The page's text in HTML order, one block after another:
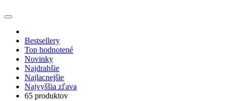
Bestsellery
Top hodnotené
Novinky
Najdrahšie
Najlacnejšie
Najvyššia zľava
65 produktov